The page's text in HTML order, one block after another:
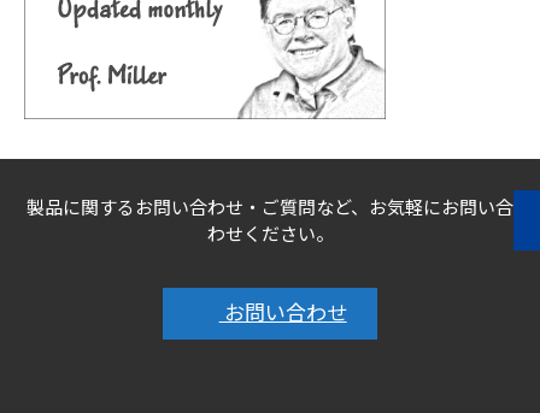
製品に関するお問い合わせ・ご質問など、お気軽にお問い合
わせください。
お問い合わせ